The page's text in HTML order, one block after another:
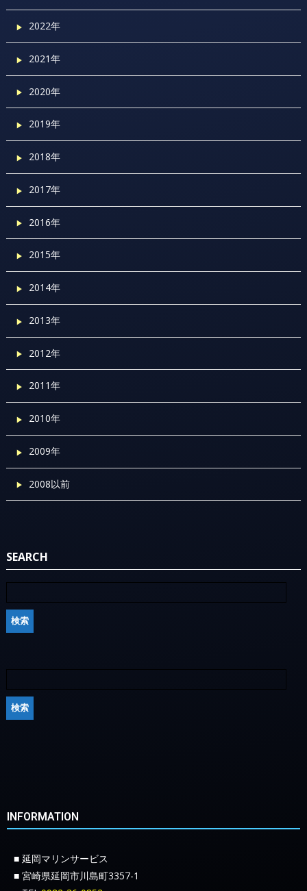
2022年
2021年
2020年
2019年
2018年
2017年
2016年
2015年
2014年
2013年
2012年
2011年
2010年
2009年
2008以前
SEARCH
INFORMATION
■ 延岡マリンサービス
■ 宮崎県延岡市川島町3357-1